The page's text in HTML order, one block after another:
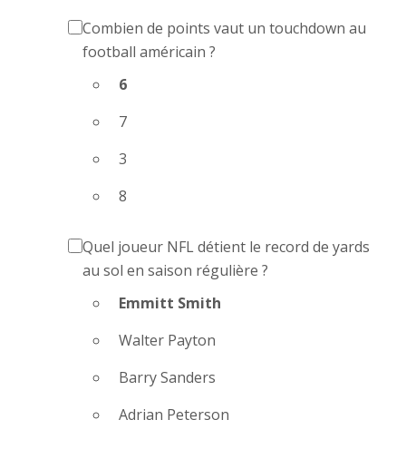
Combien de points vaut un touchdown au
football américain ?
6
7
3
8
Quel joueur NFL détient le record de yards
au sol en saison régulière ?
Emmitt Smith
Walter Payton
Barry Sanders
Adrian Peterson